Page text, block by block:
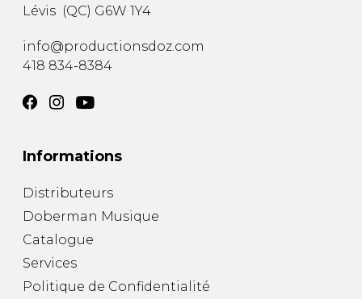
Lévis (QC) G6W 1Y4
info@productionsdoz.com
418 834-8384
Informations
Distributeurs
Doberman Musique
Catalogue
Services
Politique de Confidentialité